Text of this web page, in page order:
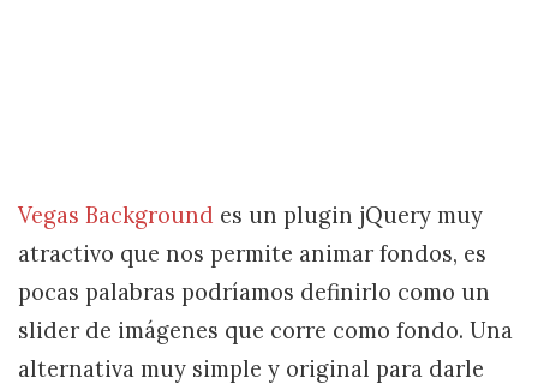
Vegas Background es un plugin jQuery muy
atractivo que nos permite animar fondos, es
pocas palabras podríamos definirlo como un
slider de imágenes que corre como fondo. Una
alternativa muy simple y original para darle